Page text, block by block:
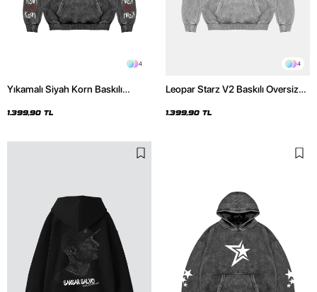
4
Yıkamalı Siyah Korn Baskılı
1.399,90 TL
4
Leopar Starz V2 Baskılı Oversize
Hoodie
1.399,90 TL